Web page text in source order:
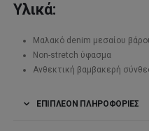
Υλικά:
Μαλακό denim μεσαίου
Non-stretch ύφασμα
Ανθεκτική βαμβακερή
ΕΠΙΠΛΈΟΝ ΠΛΗΡΟΦΟΡΊΕΣ